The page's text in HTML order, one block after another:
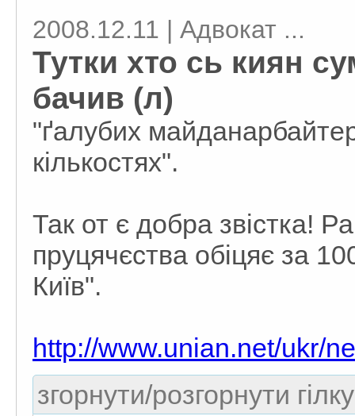
2008.12.11 | Адвокат ...
Тутки хто сь киян
бачив (л)
"ґалубих
кількостях".
Так от є добра звістка!
пруцячєства обіцяє за
Київ".
http://www.unian.net/ukr/
згорнути/розгорнути